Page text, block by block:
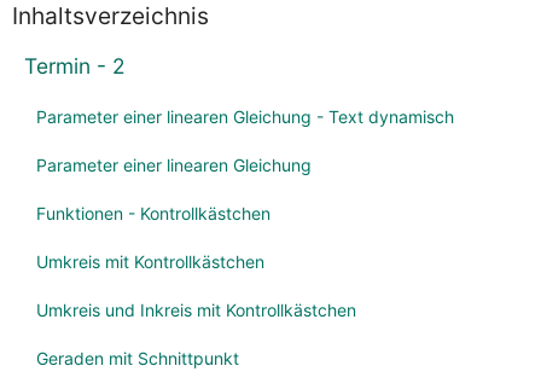
Inhaltsverzeichnis
Termin - 2
Parameter einer linearen Gleichung - Text dynamisch
Parameter einer linearen Gleichung
Funktionen - Kontrollkästchen
Umkreis mit Kontrollkästchen
Umkreis und Inkreis mit Kontrollkästchen
Geraden mit Schnittpunkt